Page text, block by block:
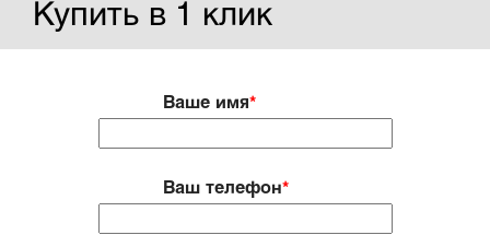
Купить в 1 клик
Ваше имя*
Ваш телефон*